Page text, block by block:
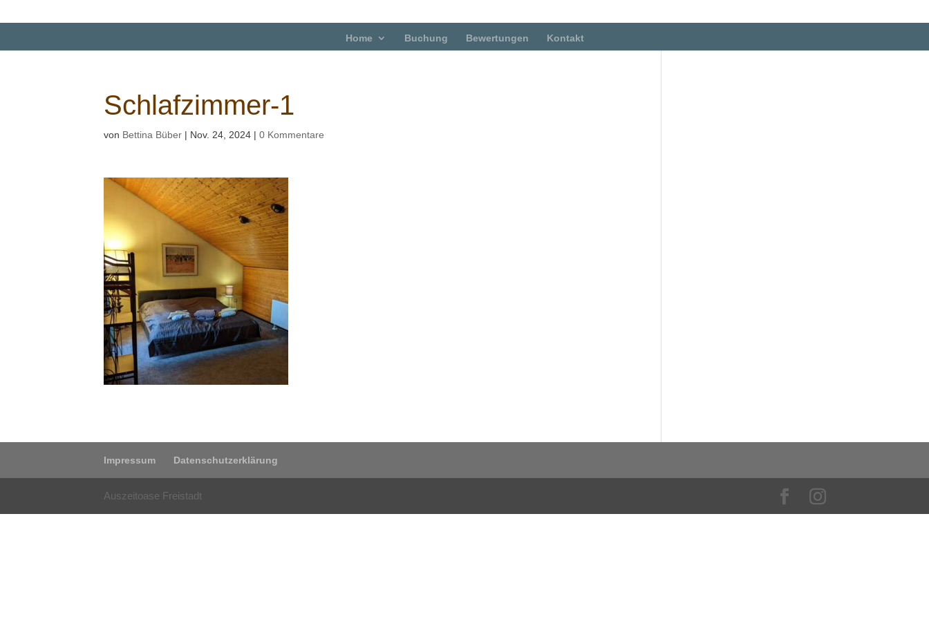
Home Buchung Bewertungen Kontakt
Schlafzimmer-1
von Bettina Büber| Nov. 24, 2024| 0 Kommentare
Impressum Datenschutzerklärung
Auszeitoase Freistadt